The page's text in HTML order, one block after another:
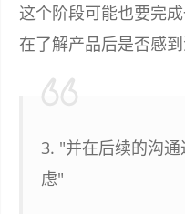
这个阶段可能也要完
在了解产品后是否感到
3. "并在后续的沟
虑"